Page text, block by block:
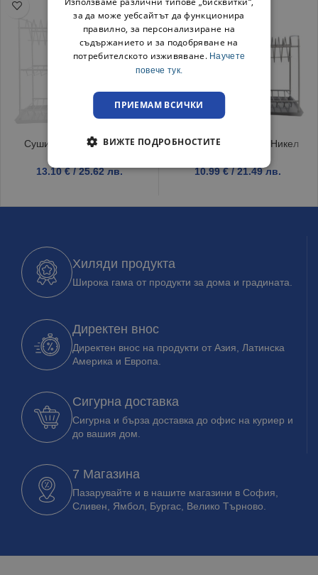
Сушилник за чинии Бял
13.10€ / 25.62 лв.
Сушилник за чинии Никел
10.99€ / 21.49 лв.
Хиляди продукта
Широка гама от продукти за дома и градината.
Директен внос
Директен внос на продукти от Азия, Латинска
Америка и Европа.
Сигурна доставка
Сигурна и бърза доставка до офис на куриер и
до вашия дом.
7 Магазина
Пазарувайте и в нашите магазини в София,
Сливен, Ямбол, Бургас, Велико Търново.
за да може уебсайтът да функционира
правилно, за персонализиране на
съдържанието и за подобряване на
потребителското изживяване. Научете
повече тук.
ПРИЕМАМ ВСИЧКИ
ВИЖТЕ ПОДРОБНОСТИТЕ